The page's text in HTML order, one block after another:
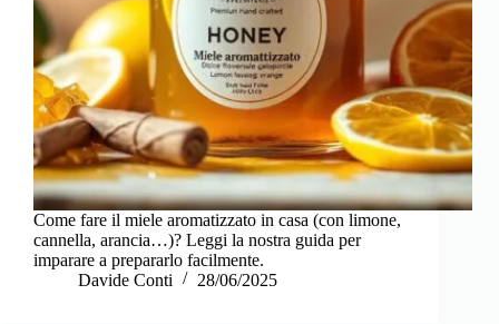
Come fare il miele aromatizzato in casa (con limone,
cannella, arancia…)? Leggi la nostra guida per
imparare a prepararlo facilmente.
Davide Conti
28/06/2025